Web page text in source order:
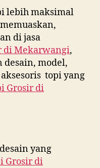
lebih maksimal
di jasa
diMekarwangi,
desain, model,
topi yang
Grosir di
yang
Grosir di